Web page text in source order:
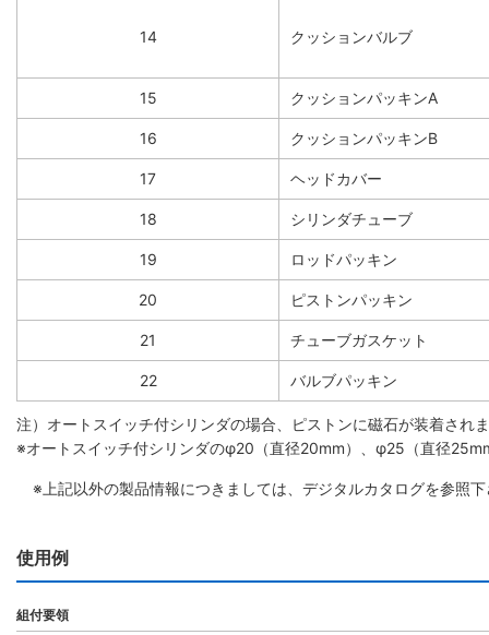
14 クッションバルブ
15 クッションパッキンA
16 クッションパッキンB
17 ヘッドカバー
18 シリンダチューブ
19 ロッドパッキン
20 ピストンパッキン
21 チューブガスケット
22 バルブパッキン
注）オートスイッチ付シリンダの場合、ピストンに磁石が装着され
※オートスイッチ付シリンダのφ20（直径20mm）、φ25（直径
※上記以外の製品情報につきましては、デジタルカタログを参照
使用例
組付要領